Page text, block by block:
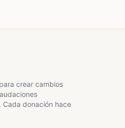
crear cambios
donación hace